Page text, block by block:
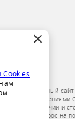
то, что данный сайт
положениями
о наличии и
запрос на
×
.